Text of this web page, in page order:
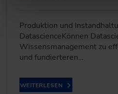
Produktion und
DatascienceKönnen
Wissensmanagement zu
und fundierteren…
WEITERLESEN